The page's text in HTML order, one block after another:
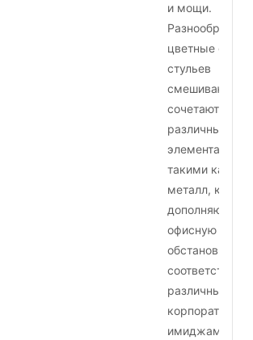
и мощи.
Разнообразные
цветные
стульев
смешиваются и
сочетаются с
различными
элементами,
такими как
металл,
дополняют
офисную
обстановку и
соответствуют
различным
имиджам.